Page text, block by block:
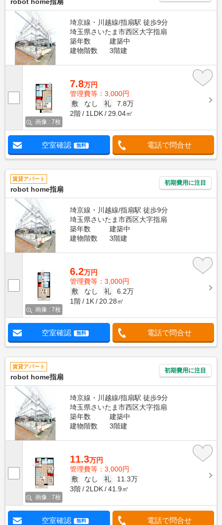
埼京線・川越線/指扇駅 徒歩9分
埼玉県さいたま市西区大字指扇
築年数
建築中
建物階数
3階建
画像 : 7枚
7.8万円
管理費等：3,000円
敷
なし 礼
7.8万
2階
1LDK 29.04㎡
空室確認 無料 電話で問合せ
賃貸アパート
robot home指扇
初期費用に注目
埼京線・川越線/指扇駅 徒歩9分
埼玉県さいたま市西区大字指扇
築年数
建築中
建物階数
3階建
画像 : 7枚
6.2万円
管理費等：3,000円
敷
なし 礼
6.2万
1階
1K 20.28㎡
空室確認 無料 電話で問合せ
賃貸アパート
robot home指扇
初期費用に注目
埼京線・川越線/指扇駅 徒歩9分
埼玉県さいたま市西区大字指扇
築年数
建築中
建物階数
3階建
画像 : 7枚
11.3万円
管理費等：3,000円
敷
なし 礼
11.3万
3階
2LDK 41.9㎡
空室確認 無料 電話で問合せ